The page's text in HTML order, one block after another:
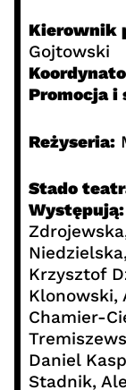
Kierownik
Gojtowski
Promocja i
Reżyseria:
Stado
Występują:
Krzysztof
Klonowski,
Chamier-
Daniel
Stadnik,